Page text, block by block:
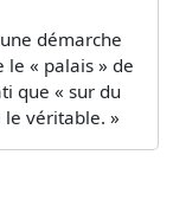
démarche
« palais » de
que « sur du
véritable. »